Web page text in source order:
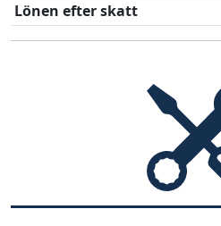
Lönen efter skatt